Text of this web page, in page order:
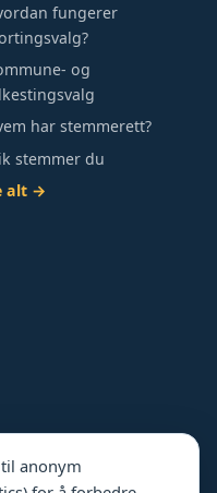
fungerer
og
har stemmerett?
stemmer du
alt →
anonym